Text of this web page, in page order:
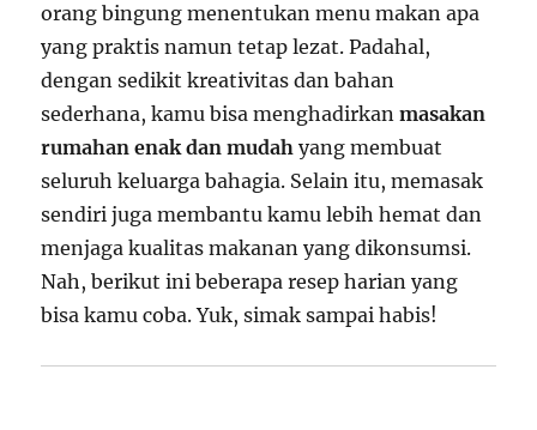
orang bingung menentukan menu makan apa
yang praktis namun tetap lezat. Padahal,
dengan sedikit kreativitas dan bahan
sederhana, kamu bisa menghadirkanmasakan
rumahan enak dan mudah yang membuat
seluruh keluarga bahagia. Selain itu, memasak
sendiri juga membantu kamu lebih hemat dan
menjaga kualitas makanan yang dikonsumsi.
Nah, berikut ini beberapa resep harian yang
bisa kamu coba. Yuk, simak sampai habis!